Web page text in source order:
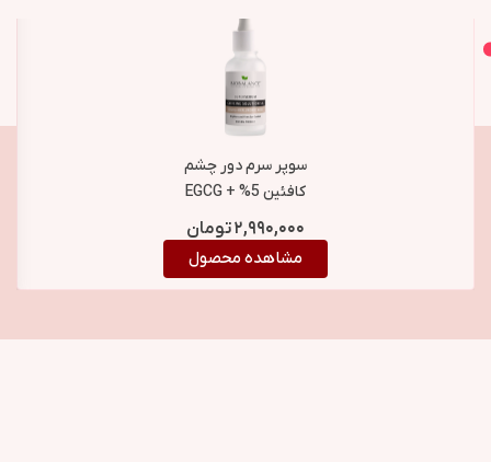
اصل و اورجینال
محصولات مشابه
سوپر سرم دور چشم
کافئین 5% + EGCG
بیوبالانس BioBalance
Caffeine 5% + EGCG
Super Serum
۲,۹۹۰,۰۰۰تومان
مشاهده محصول